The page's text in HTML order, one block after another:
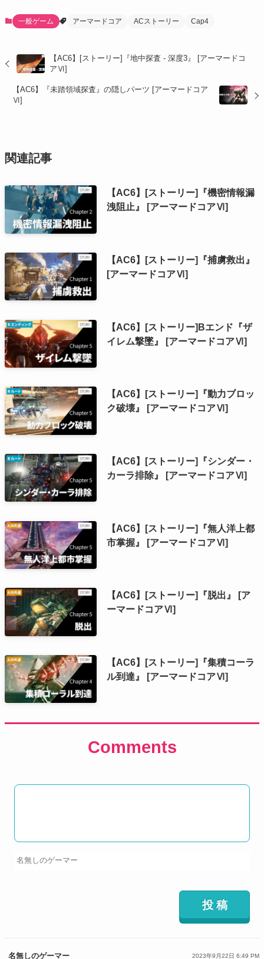
一般ゲーム アーマードコア ACストーリー Cap4
【AC6】[ストーリー]『地中探査 - 深度3』 [アーマードコ
アⅥ]
【AC6】『未踏領域探査』の隠しパーツ [アーマードコア
Ⅵ]
関連記事
【AC6】[ストーリー]『機密情報漏
洩阻止』 [アーマードコアⅥ]
【AC6】[ストーリー]『捕虜救出』
[アーマードコアⅥ]
【AC6】[ストーリー]Bエンド『ザ
イレム撃墜』 [アーマードコアⅥ]
【AC6】[ストーリー]『動力ブロッ
ク破壊』 [アーマードコアⅥ]
【AC6】[ストーリー]『シンダー・
カーラ排除』 [アーマードコアⅥ]
【AC6】[ストーリー]『無人洋上都
市掌握』 [アーマードコアⅥ]
【AC6】[ストーリー]『脱出』 [ア
ーマードコアⅥ]
【AC6】[ストーリー]『集積コーラ
ル到達』 [アーマードコアⅥ]
Comments
名無しのゲーマー 2023年9月22日 6:49 PM